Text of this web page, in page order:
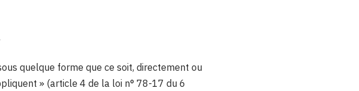
quelque forme que ce soit, directement ou
» (article 4 de la loi n° 78-17 du 6